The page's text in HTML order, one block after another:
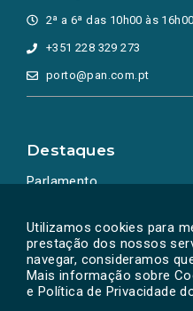
Utilizamos cookies para
prestação dos nossos
navegar, consideramos
Mais informação sobre
e Política de Privacidade
2ª a 6ª das 10h00 às 16h00
+351 228 329 273
porto@pan.com.pt
Destaques
Parlamento